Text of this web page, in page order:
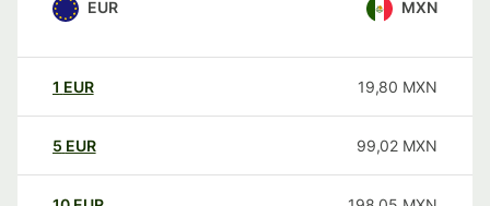
EUR MXN
1 EUR 19,80 MXN
5 EUR 99,02 MXN